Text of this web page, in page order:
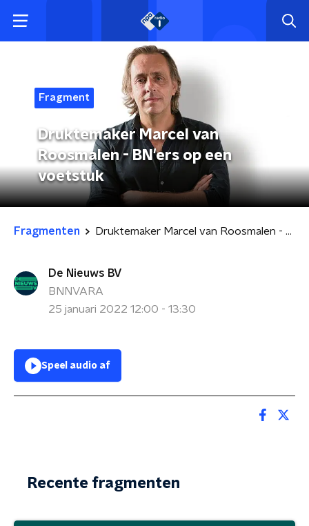
Fragment
Druktemaker Marcel van
Roosmalen - BN'ers op een
voetstuk
Fragmenten Druktemaker Marcel van Roosmalen - BN'ers op een voetstuk
De Nieuws BV
BNNVARA
25 januari 2022 12:00 - 13:30
Speel audio af
Recente fragmenten